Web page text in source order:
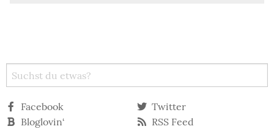
Facebook
Twitter
Bloglovin‘
RSS Feed